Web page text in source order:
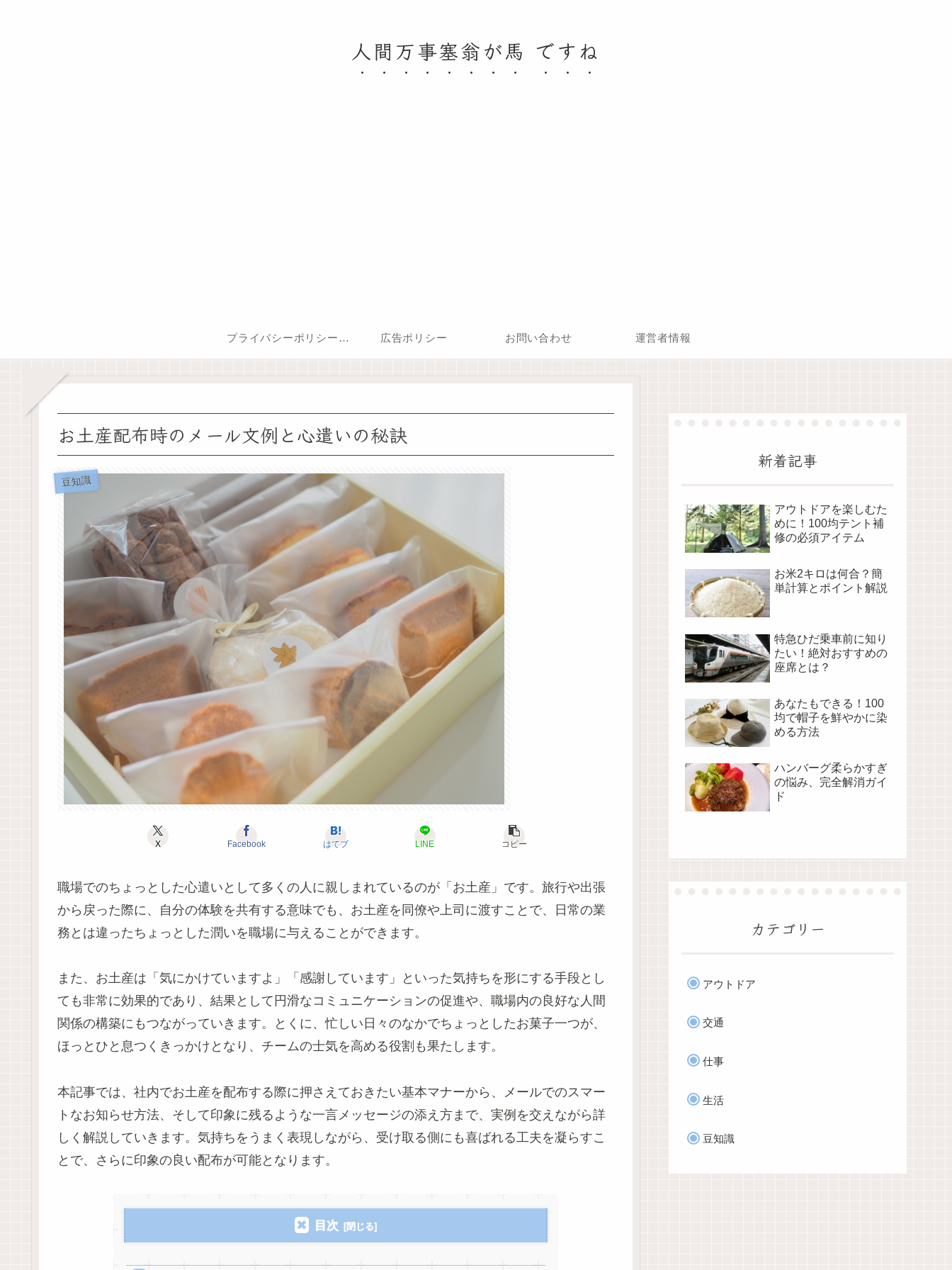
人間万事塞翁が馬 ですね
プライバシーポリシー・免責事項 広告ポリシー お問い合わせ 運営者情報
お土産配布時のメール文例と心遣いの秘訣
豆知識
X Facebook はてブ LINE コピー
職場でのちょっとした心遣いとして多くの人に親しまれているのが「お土産」です。旅行や出張
から戻った際に、自分の体験を共有する意味でも、お土産を同僚や上司に渡すことで、日常の業
務とは違ったちょっとした潤いを職場に与えることができます。
また、お土産は「気にかけていますよ」「感謝しています」といった気持ちを形にする手段とし
ても非常に効果的であり、結果として円滑なコミュニケーションの促進や、職場内の良好な人間
関係の構築にもつながっていきます。とくに、忙しい日々のなかでちょっとしたお菓子一つが、
ほっとひと息つくきっかけとなり、チームの士気を高める役割も果たします。
本記事では、社内でお土産を配布する際に押さえておきたい基本マナーから、メールでのスマー
トなお知らせ方法、そして印象に残るような一言メッセージの添え方まで、実例を交えながら詳
しく解説していきます。気持ちをうまく表現しながら、受け取る側にも喜ばれる工夫を凝らすこ
とで、さらに印象の良い配布が可能となります。
目次
新着記事
アウトドアを楽しむた
めに！100均テント補
修の必須アイテム
お米2キロは何合？簡
単計算とポイント解説
特急ひだ乗車前に知り
たい！絶対おすすめの
座席とは？
あなたもできる！100
均で帽子を鮮やかに染
める方法
ハンバーグ柔らかすぎ
の悩み、完全解消ガイ
ド
カテゴリー
アウトドア
交通
仕事
生活
豆知識